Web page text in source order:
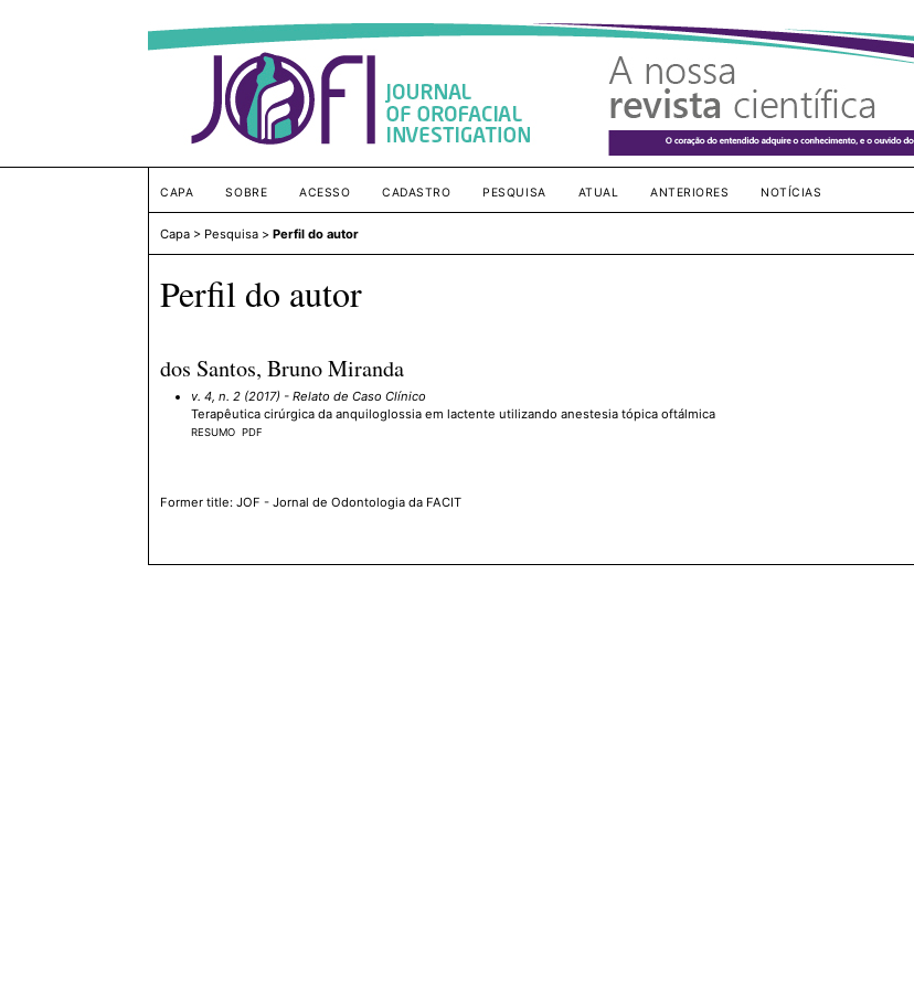
CAPA SOBRE ACESSO CADASTRO PESQUISA ATUAL ANTERIORES NOTÍCIAS
Capa > Pesquisa >Perfil do autor
Perfil do autor
dos Santos, Bruno Miranda
v. 4, n. 2 (2017) - Relato de Caso Clínico
Terapêutica cirúrgica da anquiloglossia em lactente utilizando anestesia tópica oftálmica
RESUMO PDF
Former title: JOF - Jornal de Odontologia da FACIT